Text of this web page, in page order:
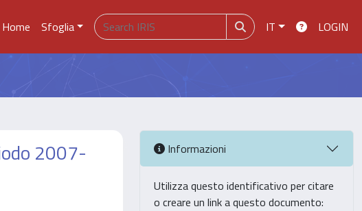
Home Sfoglia IT LOGIN
2007- Informazioni
Utilizza questo identificativo per citare
o creare un link a questo documento: